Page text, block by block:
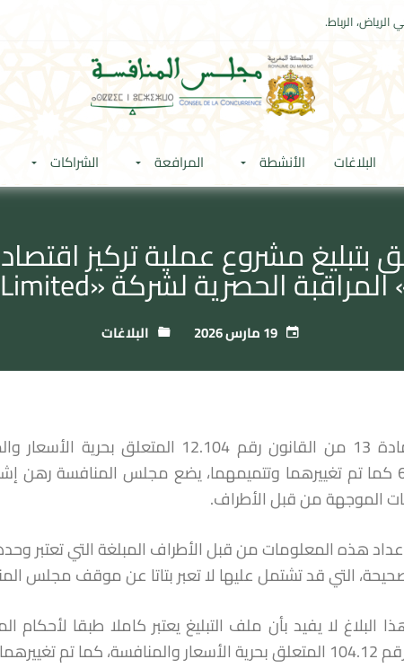
الرياض، الرباط.
البلاغات الأنشطة المرافعة الشراكات
19 مارس 2026 البلاغات
652.14.2 كما تم تغييرهما وتتميمهما، يضع مجلس المنافسة
الموجهة من قبل الأطراف.
هذه المعلومات من قبل الأطراف المبلغة التي تعتبر
التي قد تشتمل عليها لا تعبر بتاتا عن موقف مجلس
وتتميمهما.